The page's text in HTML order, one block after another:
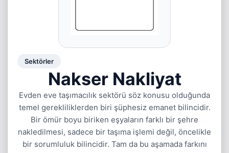
Sektörler
Nakser Nakliyat
Evden eve taşımacılık sektörü söz konusu olduğunda
temel gerekliliklerden biri şüphesiz emanet bilincidir.
Bir ömür boyu biriken eşyaların farklı bir şehre
nakledilmesi, sadece bir taşıma işlemi değil, öncelikle
bir sorumluluk bilincidir. Tam da bu aşamada farkını